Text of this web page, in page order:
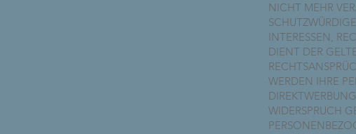
NICHT MEHR
INTERESSEN,
DIENT DER
WERDEN IHRE
WIDERSPRUCH